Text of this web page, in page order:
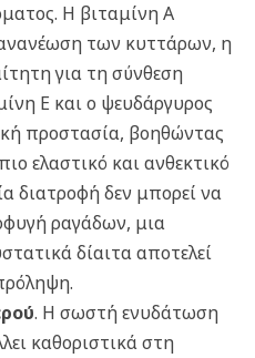
Η βιταμίνη Α
των κυττάρων, η
για τη σύνθεση
Ε και ο ψευδάργυρος
προστασία, βοηθώντας
ελαστικό και ανθεκτικό
διατροφή δεν μπορεί να
ραγάδων, μια
δίαιτα αποτελεί
. Η σωστή ενυδάτωση
καθοριστικά στη